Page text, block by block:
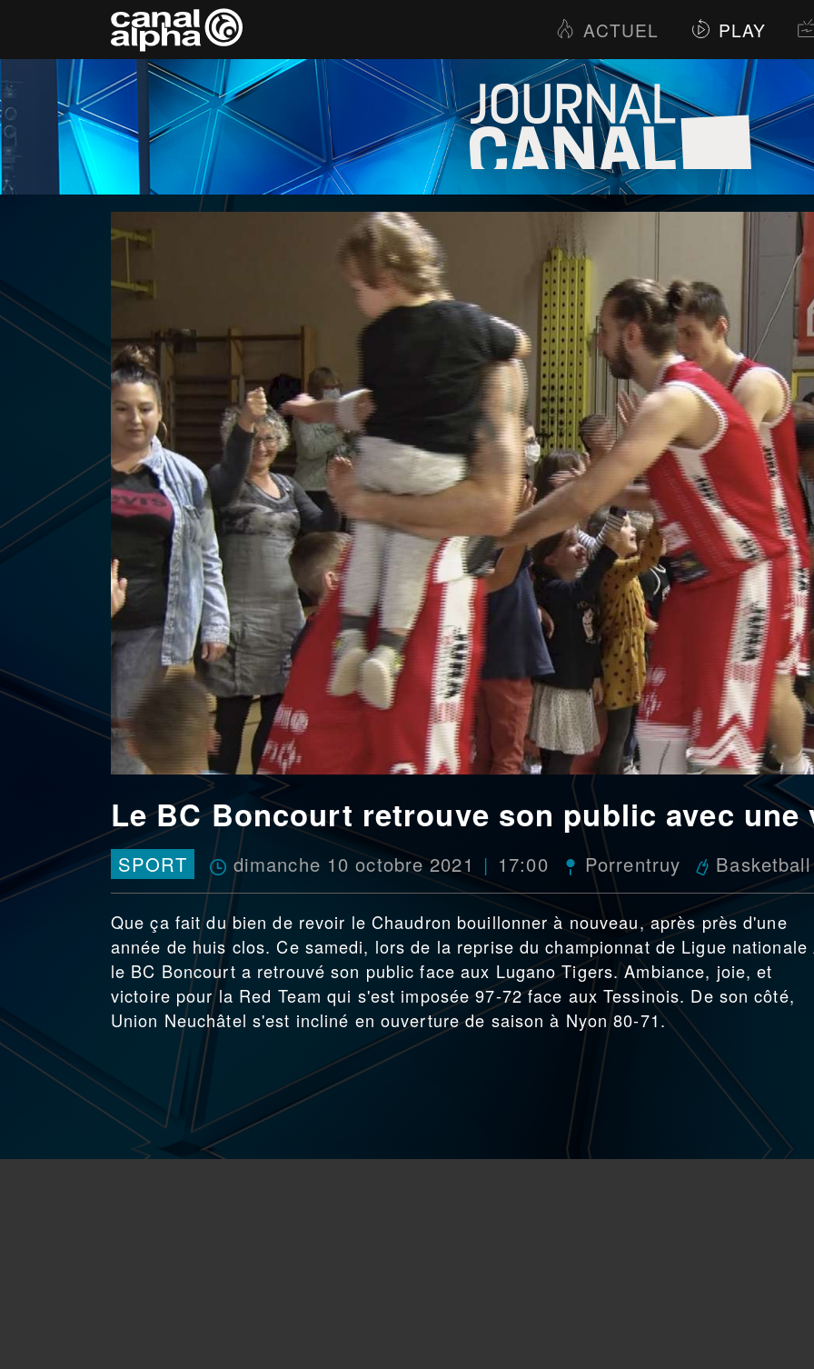
ACTUEL PLAY
Le BC Boncourt retrouve son public avec
SPORT dimanche 10 octobre 2021 17:00 Porrentruy Basketball
Que ça fait du bien de revoir le Chaudron bouillonner à nouveau, après près d'une
année de huis clos. Ce samedi, lors de la reprise du championnat de Ligue nationale
le BC Boncourt a retrouvé son public face aux Lugano Tigers. Ambiance, joie, et
victoire pour la Red Team qui s'est imposée 97-72 face aux Tessinois. De son côté,
Union Neuchâtel s'est incliné en ouverture de saison à Nyon 80-71.